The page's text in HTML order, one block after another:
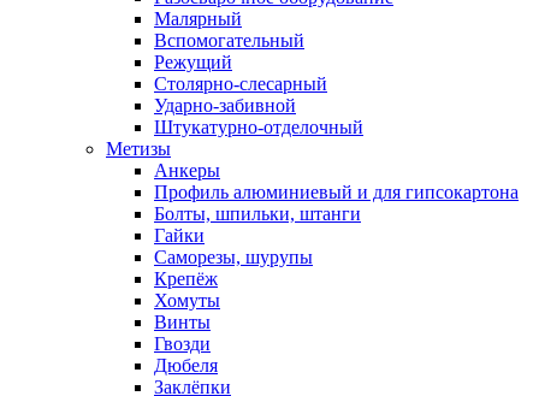
Малярный
Вспомогательный
Режущий
Столярно-слесарный
Ударно-забивной
Штукатурно-отделочный
Метизы
Анкеры
Профиль алюминиевый и для гипсокартона
Болты, шпильки, штанги
Гайки
Саморезы, шурупы
Крепёж
Хомуты
Винты
Гвозди
Дюбеля
Заклёпки